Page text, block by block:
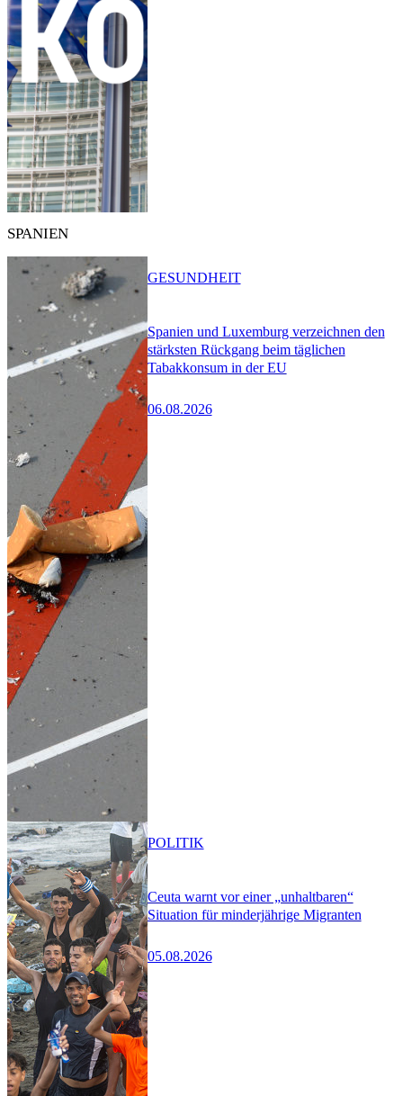
SPANIEN
Spanien und Luxemburg verzeichnen den
stärksten Rückgang beim täglichen
Tabakkonsum in der EU
06.08.2026
GESUNDHEIT
Ceuta warnt vor einer „unhaltbaren“
Situation für minderjährige Migranten
05.08.2026
POLITIK